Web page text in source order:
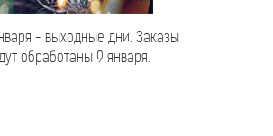
- выходные дни. Заказы
обработаны 9 января.